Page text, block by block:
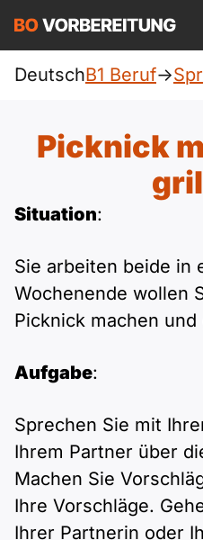
Beruf
Allgemein
Goethe
ÖSD
Pflege (telc)
Deutsch
Englisch
Türkisch
Ukrainisch
A1 DTZ
A1 telc
A1 Goethe
A1 ÖIF
A2 DTZ
A2 telc
A2 Goethe
A2 ÖIF
B1 Allgemein
B1 Beruf
B1 telc
B1 Goethe
B2
B2 telc
B2 Goethe
Mehr Tools
Online-Kurse
Einloggen
DeutschB1 Beruf->
Picknick
Situation:
Sie arbeiten beide in
Wochenende wollen
Picknick machen und
Aufgabe:
Sprechen Sie mit
Ihrem Partner über
Machen Sie
Ihre Vorschläge.
Ihrer Partnerin oder